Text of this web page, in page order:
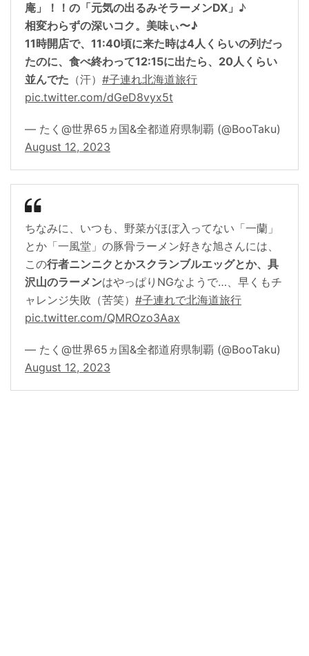
庵」！！の「元気の出るみそラーメンDX」 ♪
相変わらずの深いコク。美味ぃ〜♪
11時開店で、11:40頃に来た時は4人くらいの列だっ
たのに、食べ終わって12:15に出たら、20人くらい
並んでた （汗） #子連れ北海道旅行
pic.twitter.com/dGeD8vyx5t
— たく@世界65ヵ国&全都道府県制覇 (@BooTaku)
August 12, 2023
ちなみに、いつも、野菜がほぼ入ってない「一蘭」
とか「一風堂」の豚骨ラーメン好きな旭さんには、
この行者ニンニクとかスクランブルエッグとか、具
沢山のラーメンはやっぱりNGなようで…、早くもチ
ャレンジ失敗（苦笑） #子連れで北海道旅行
pic.twitter.com/QMROzo3Aax
— たく@世界65ヵ国&全都道府県制覇 (@BooTaku)
August 12, 2023